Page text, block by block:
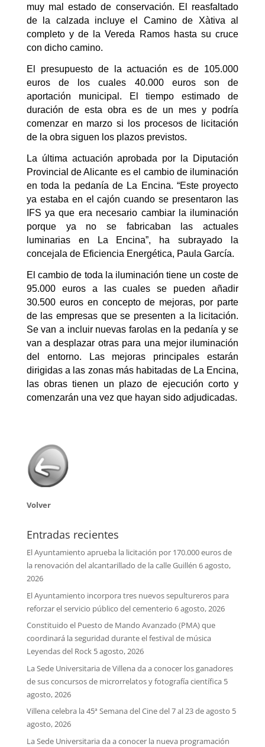
muy mal estado de conservación. El reasfaltado
de la calzada incluye el Camino de Xàtiva al
completo y de la Vereda Ramos hasta su cruce
con dicho camino.
El presupuesto de la actuación es de 105.000
euros de los cuales 40.000 euros son de
aportación municipal. El tiempo estimado de
duración de esta obra es de un mes y podría
comenzar en marzo si los procesos de licitación
de la obra siguen los plazos previstos.
La última actuación aprobada por la Diputación
Provincial de Alicante es el cambio de iluminación
en toda la pedanía de La Encina. “Este proyecto
ya estaba en el cajón cuando se presentaron las
IFS ya que era necesario cambiar la iluminación
porque ya no se fabricaban las actuales
luminarias en La Encina”, ha subrayado la
concejala de Eficiencia Energética, Paula García.
El cambio de toda la iluminación tiene un coste de
95.000 euros a las cuales se pueden añadir
30.500 euros en concepto de mejoras, por parte
de las empresas que se presenten a la licitación.
Se van a incluir nuevas farolas en la pedanía y se
van a desplazar otras para una mejor iluminación
del entorno. Las mejoras principales estarán
dirigidas a las zonas más habitadas de La Encina,
las obras tienen un plazo de ejecución corto y
comenzarán una vez que hayan sido adjudicadas.
Volver
Entradas recientes
El Ayuntamiento aprueba la licitación por 170.000 euros de
la renovación del alcantarillado de la calle Guillén 6 agosto,
2026
El Ayuntamiento incorpora tres nuevos sepultureros para
reforzar el servicio público del cementerio 6 agosto, 2026
Constituido el Puesto de Mando Avanzado (PMA) que
coordinará la seguridad durante el festival de música
Leyendas del Rock 5 agosto, 2026
La Sede Universitaria de Villena da a conocer los ganadores
de sus concursos de microrrelatos y fotografía científica 5
agosto, 2026
Villena celebra la 45ª Semana del Cine del 7 al 23 de agosto 5
agosto, 2026
La Sede Universitaria da a conocer la nueva programación